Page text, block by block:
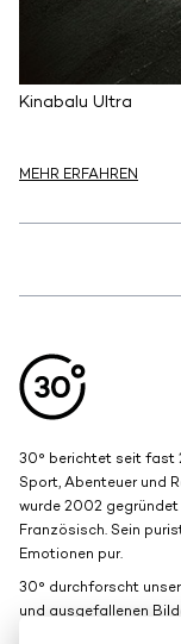
Kinabalu Ultra
MEHR ERFAHREN
30° berichtet seit fast
Sport, Abenteuer und
wurde 2002
Französisch. Sein
Emotionen pur.
30° durchforscht
und ausgefallenen